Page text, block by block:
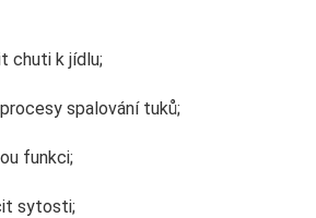
chuti k jídlu;
spalování tuků;
funkci;
sytosti;